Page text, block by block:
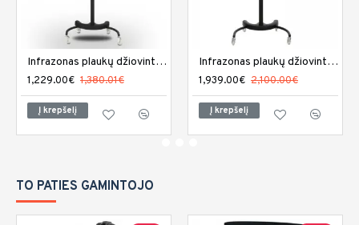
Infrazonas plaukų džiovintuvas DIR Chale II
1,229.00€ 1,380.01€
Į krepšelį
Infrazonas plaukų džiovintuvas DIR Damita II
1,939.00€ 2,100.00€
Į krepšelį
TO PATIES GAMINTOJO